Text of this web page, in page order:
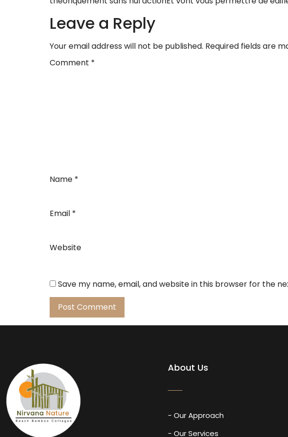
Leave a Reply
Your email address will not be published. Required fields are
Comment *
Name *
Email *
Website
Save my name, email, and website in this browser for the
About Us
- Our Approach
- Our Services